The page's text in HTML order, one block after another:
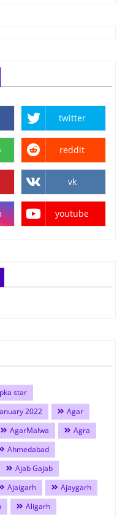
twitter
reddit
vk
youtube
star
2022
Agar
AgarMalwa
Agra
Ahmedabad
Ajab Gajab
Ajaigarh
Ajaygarh
Aligarh